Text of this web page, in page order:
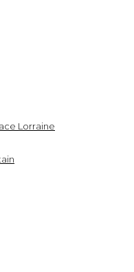
Lorraine